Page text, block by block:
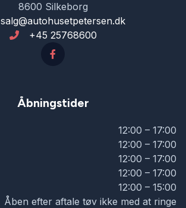
8600 Silkeborg
salg@autohusetpetersen.dk
+45 25768600
Åbningstider
12:00 – 17:00
12:00 – 17:00
12:00 – 17:00
12:00 – 17:00
12:00 – 15:00
Åben efter aftale tøv ikke med at ringe